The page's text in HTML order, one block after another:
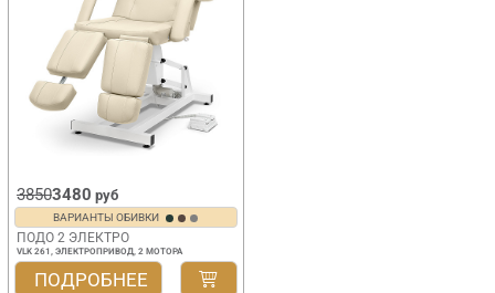
38503480 руб
ВАРИАНТЫ ОБИВКИ
ПОДО 2 ЭЛЕКТРО
VLK 261, ЭЛЕКТРОПРИВОД, 2 МОТОРА
ПОДРОБНЕЕ